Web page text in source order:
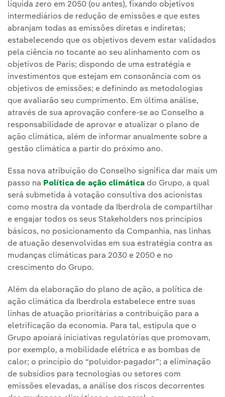
líquida zero em 2050 (ou antes), fixando objetivos
intermediários de redução de emissões e que estes
abranjam todas as emissões diretas e indiretas;
estabelecendo que os objetivos devem estar validados
pela ciência no tocante ao seu alinhamento com os
objetivos de Paris; dispondo de uma estratégia e
investimentos que estejam em consonância com os
objetivos de emissões; e definindo as metodologias
que avaliarão seu cumprimento. Em última análise,
através de sua aprovação confere-se ao Conselho a
responsabilidade de aprovar e atualizar o plano de
ação climática, além de informar anualmente sobre a
gestão climática a partir do próximo ano.
Essa nova atribuição do Conselho significa dar mais um
passo na Política de ação climática do Grupo, a qual
será submetida à votação consultiva dos acionistas
como mostra da vontade da Iberdrola de compartilhar
e engajar todos os seus Stakeholders nos princípios
básicos, no posicionamento da Companhia, nas linhas
de atuação desenvolvidas em sua estratégia contra as
mudanças climáticas para 2030 e 2050 e no
crescimento do Grupo.
Além da elaboração do plano de ação, a política de
ação climática da Iberdrola estabelece entre suas
linhas de atuação prioritárias a contribuição para a
eletrificação da economia. Para tal, estipula que o
Grupo apoiará iniciativas regulatórias que promovam,
por exemplo, a mobilidade elétrica e as bombas de
calor; o princípio do “poluidor-pagador”; a eliminação
de subsídios para tecnologias ou setores com
emissões elevadas, a análise dos riscos decorrentes